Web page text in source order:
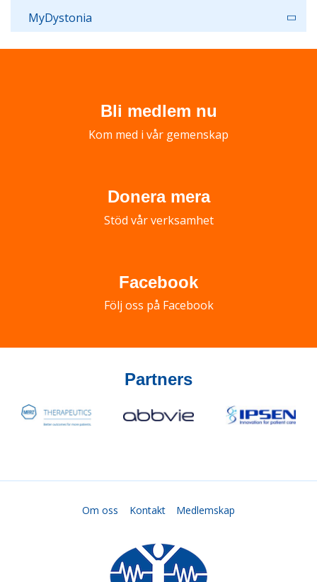
MyDystonia
Bli medlem nu
Kom med i vår gemenskap
Donera mera
Stöd vår verksamhet
Facebook
Följ oss på Facebook
Partners
Om oss Kontakt Medlemskap